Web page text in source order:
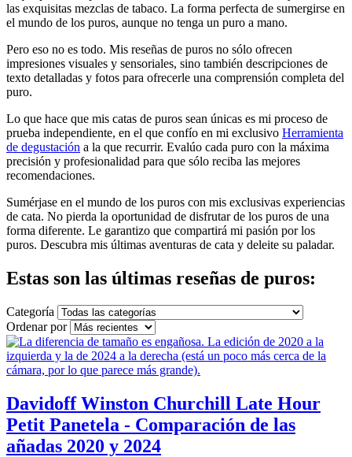
las exquisitas mezclas de tabaco. La forma perfecta de sumergirse en
el mundo de los puros, aunque no tenga un puro a mano.
Pero eso no es todo. Mis reseñas de puros no sólo ofrecen
impresiones visuales y sensoriales, sino también descripciones de
texto detalladas y fotos para ofrecerle una comprensión completa del
puro.
Lo que hace que mis catas de puros sean únicas es mi proceso de
prueba independiente, en el que confío en mi exclusivo Herramienta
de degustación a la que recurrir. Evalúo cada puro con la máxima
precisión y profesionalidad para que sólo reciba las mejores
recomendaciones.
Sumérjase en el mundo de los puros con mis exclusivas experiencias
de cata. No pierda la oportunidad de disfrutar de los puros de una
forma diferente. Le garantizo que compartirá mi pasión por los
puros. Descubra mis últimas aventuras de cata y deleite su paladar.
Estas son las últimas reseñas de puros:
Categoría
Ordenar por
Davidoff Winston Churchill Late Hour
Petit Panetela - Comparación de las
añadas 2020 y 2024